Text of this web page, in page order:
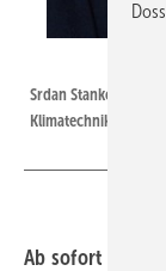
Srdan Stankovic ist
Klimatechnik bei der
Ab sofort ist